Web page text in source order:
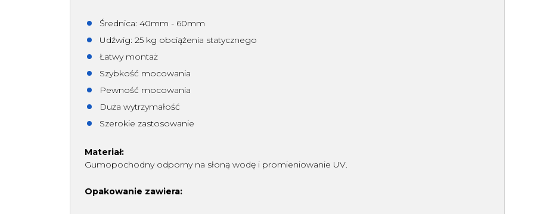
Średnica: 40mm - 60mm
Udźwig: 25 kg obciążenia statycznego
Łatwy montaż
Szybkość mocowania
Pewność mocowania
Duża wytrzymałość
Szerokie zastosowanie
Materiał:
Gumopochodny odporny na słoną wodę i promieniowanie UV.
Opakowanie zawiera: